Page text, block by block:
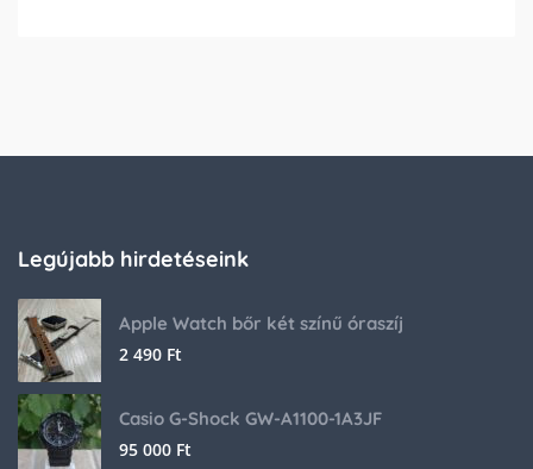
Legújabb hirdetéseink
Apple Watch bőr két színű óraszíj
2 490 Ft
Casio G-Shock GW-A1100-1A3JF
95 000 Ft